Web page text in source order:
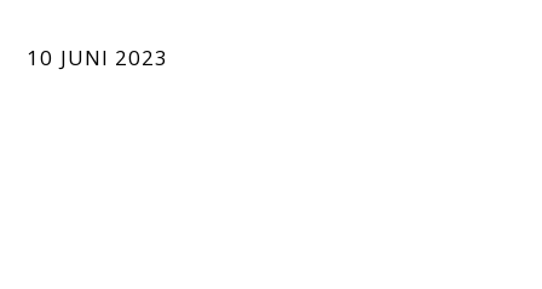
10 JUNI 2023